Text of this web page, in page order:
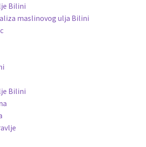
Bilini
maslinovog ulja Bilini
Bilini